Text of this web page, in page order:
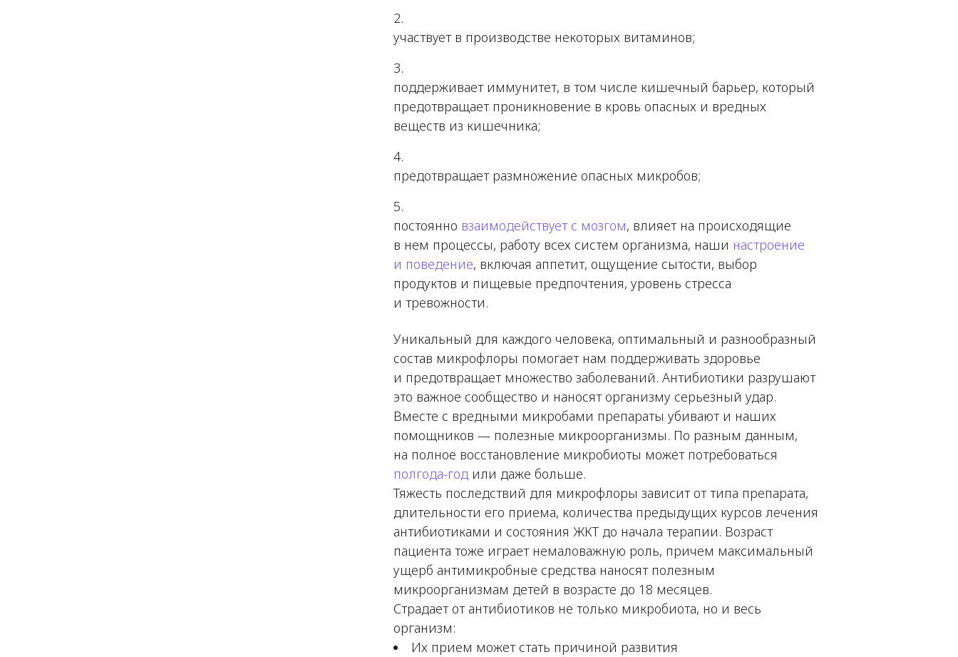
участвует в производстве некоторых витаминов;
поддерживает иммунитет, в том числе кишечный барьер, который
предотвращает проникновение в кровь опасных и вредных
веществ из кишечника;
предотвращает размножение опасных микробов;
постоянно взаимодействует с мозгом, влияет на происходящие
в нем процессы, работу всех систем организма, наши настроение
и поведение, включая аппетит, ощущение сытости, выбор
продуктов и пищевые предпочтения, уровень стресса
и тревожности.
Уникальный для каждого человека, оптимальный и разнообразный
состав микрофлоры помогает нам поддерживать здоровье
и предотвращает множество заболеваний. Антибиотики разрушают
это важное сообщество и наносят организму серьезный удар.
Вместе с вредными микробами препараты убивают и наших
помощников — полезные микроорганизмы. По разным данным,
на полное восстановление микробиоты может потребоваться
полгода-год или даже больше.
Тяжесть последствий для микрофлоры зависит от типа препарата,
длительности его приема, количества предыдущих курсов лечения
антибиотиками и состояния ЖКТ до начала терапии. Возраст
пациента тоже играет немаловажную роль, причем максимальный
ущерб антимикробные средства наносят полезным
микроорганизмам детей в возрасте до 18 месяцев.
Страдает от антибиотиков не только микробиота, но и весь
организм:
Их прием может стать причиной развития